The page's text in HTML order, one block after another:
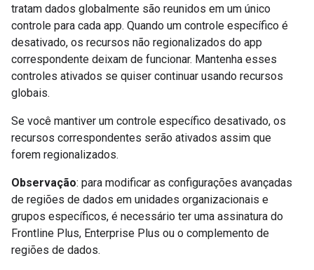
tratam dados globalmente são reunidos em um único
controle para cada app. Quando um controle específico é
desativado, os recursos não regionalizados do app
correspondente deixam de funcionar. Mantenha esses
controles ativados se quiser continuar usando recursos
globais.
Se você mantiver um controle específico desativado, os
recursos correspondentes serão ativados assim que
forem regionalizados.
Observação: para modificar as configurações avançadas
de regiões de dados em unidades organizacionais e
grupos específicos, é necessário ter uma assinatura do
Frontline Plus, Enterprise Plus ou o complemento de
regiões de dados.